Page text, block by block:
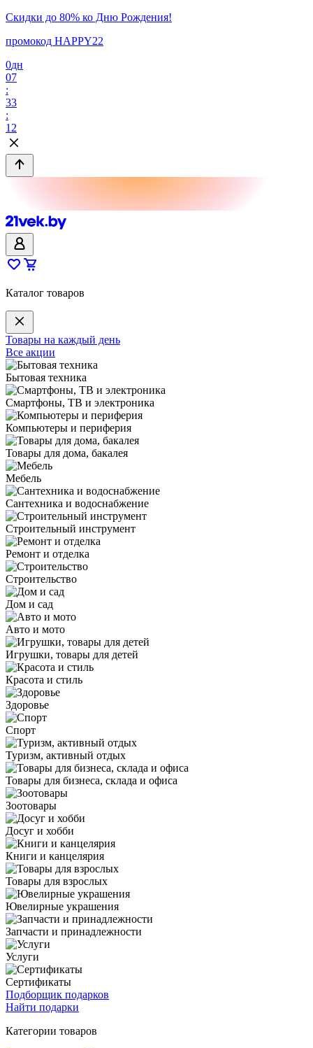
Скидки до 80% ко Дню Рождения!
промокод HAPPY22
0дн
07
:
33
:
12
Каталог товаров
Товары на каждый день
Все акции
Бытовая техника
Смартфоны, ТВ и электроника
Компьютеры и периферия
Товары для дома, бакалея
Мебель
Сантехника и водоснабжение
Строительный инструмент
Ремонт и отделка
Строительство
Дом и сад
Авто и мото
Игрушки, товары для детей
Красота и стиль
Здоровье
Спорт
Туризм, активный отдых
Товары для бизнеса, склада и офиса
Зоотовары
Досуг и хобби
Книги и канцелярия
Товары для взрослых
Ювелирные украшения
Запчасти и принадлежности
Услуги
Сертификаты
Подборщик подарков
Найти подарки
Категории товаров